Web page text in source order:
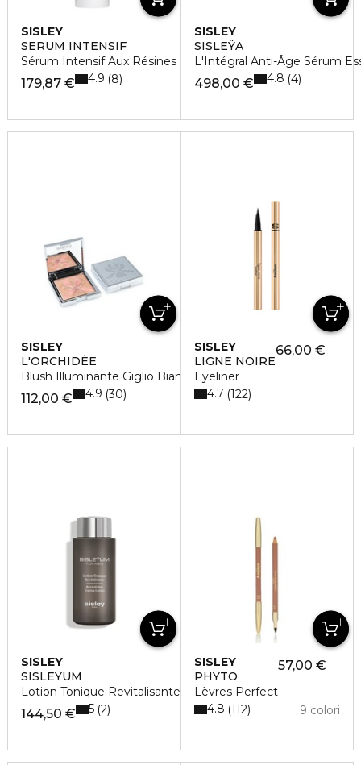
SISLEY
SERUM INTENSIF
Sérum Intensif Aux Résines Tropicales
179,87 € 4.9 8
SISLEY
SISLEŸA
L'Intégral Anti-Âge Sérum
498,00 € 4.8 4
SISLEY
L'ORCHIDÉE
Blush Illuminante Giglio Bianco
112,00 € 4.9 30
SISLEY
LIGNE NOIRE
Eyeliner
66,00 €
4.7 122
SISLEY
SISLEŸUM
Lotion Tonique Revitalisante
144,50 € 5 2
SISLEY
PHYTO
Lèvres Perfect
57,00 €
9 colori
4.8 112